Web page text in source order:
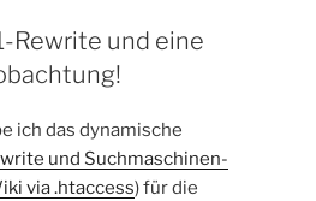
Rewrite und eine
ich das dynamische
und Suchmaschinen-
via .htaccess) für die